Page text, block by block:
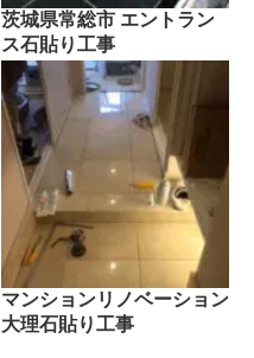
茨城県常総市 エントラン
ス石貼り工事
マンションリノベーション
大理石貼り工事